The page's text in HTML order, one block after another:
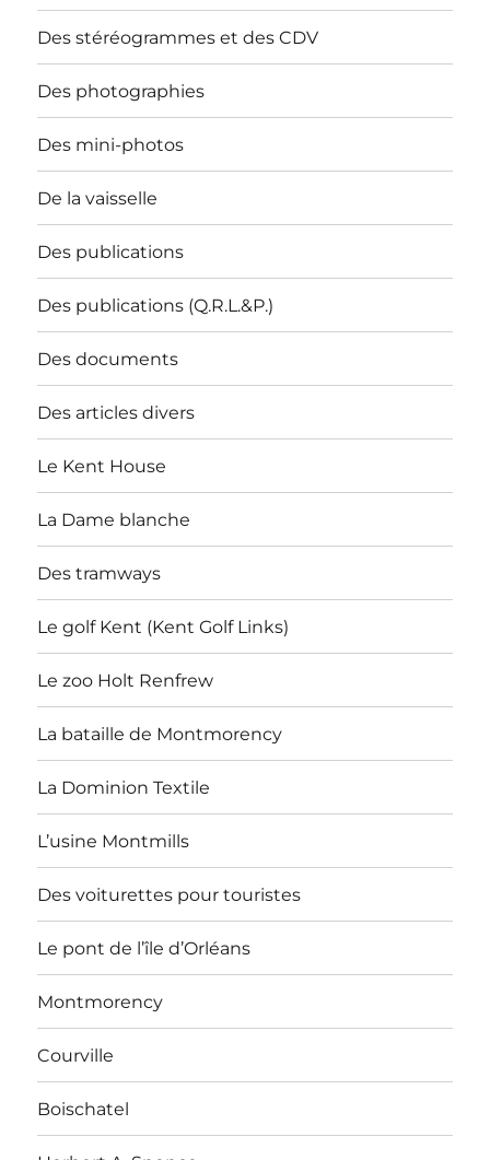
Des stéréogrammes et des CDV
Des photographies
Des mini-photos
De la vaisselle
Des publications
Des publications (Q.R.L.&P.)
Des documents
Des articles divers
Le Kent House
La Dame blanche
Des tramways
Le golf Kent (Kent Golf Links)
Le zoo Holt Renfrew
La bataille de Montmorency
La Dominion Textile
L’usine Montmills
Des voiturettes pour touristes
Le pont de l’île d’Orléans
Montmorency
Courville
Boischatel